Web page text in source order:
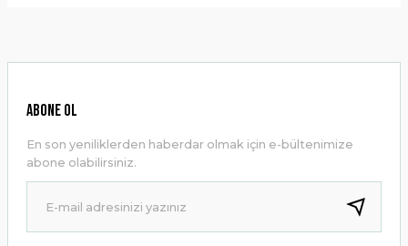
Ürün resmi kalitesiz, bozuk veya görüntülenemiyor.
Ürün bilgilerinde hatalar bulunuyor.
Ürün fiyatı diğer sitelerden daha pahalı.
Bu ürüne benzer farklı alternatifler olmalı.
ABONE OL
En son yeniliklerden haberdar olmak için e-bültenimize
abone olabilirsiniz.